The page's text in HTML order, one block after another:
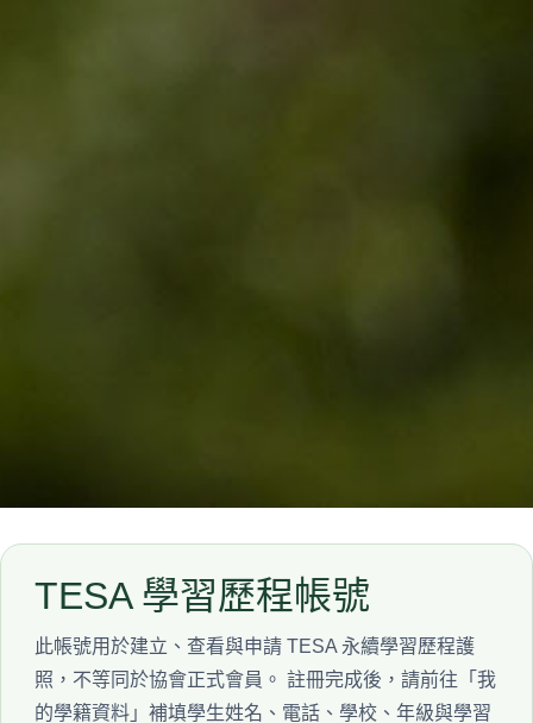
TESA 學習歷程帳號
此帳號用於建立、查看與申請 TESA 永續學習歷程護
照，不等同於協會正式會員。 註冊完成後，請前往「我
的學籍資料」補填學生姓名、電話、學校、年級與學習